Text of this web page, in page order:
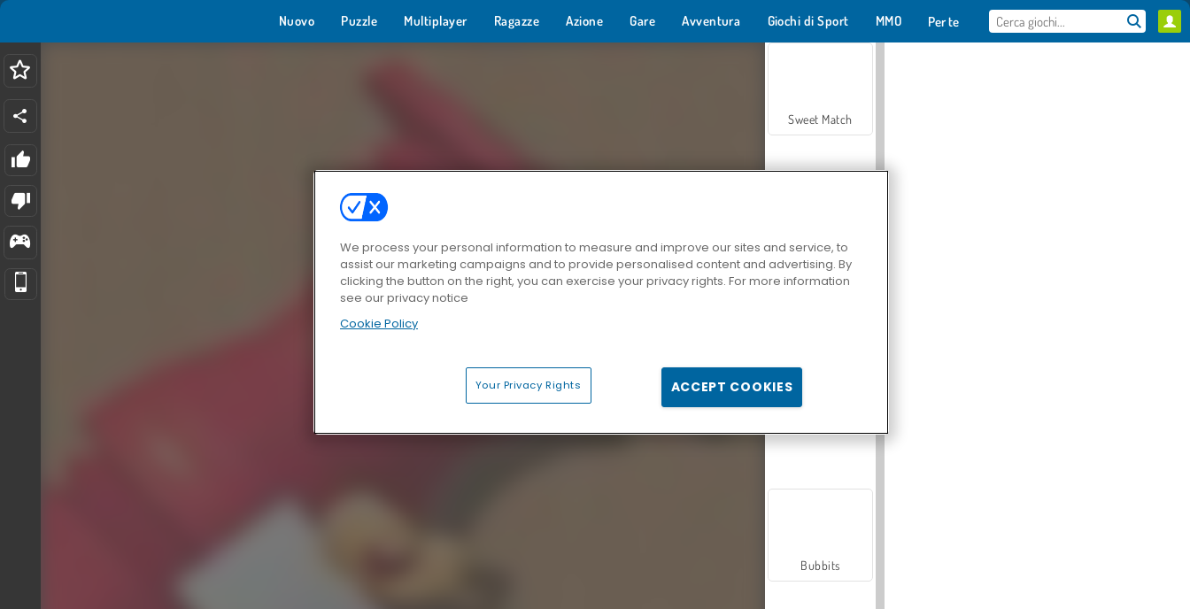
Nuovo Puzzle Multiplayer Ragazze Azione Gare Avventura Giochi di Sport MMO Per te
Sweet Match
Zen Solitaire
Bubbits
We process your personal information to measure and improve our sites and service, to
assist our marketing campaigns and to provide personalised content and advertising. By
clicking the button on the right, you can exercise your privacy rights. For more information
see our privacy notice
Cookie Policy
Your Privacy Rights ACCEPT COOKIES